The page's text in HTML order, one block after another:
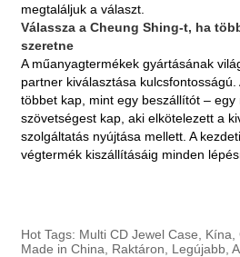
megtaláljuk a választ.
Válassza a Cheung Shing-t, ha
szeretne
A műanyagtermékek gyártásának
partner kiválasztása kulcsfontosságú.
többet kap, mint egy beszállítót –
szövetségest kap, aki elkötelezett a
szolgáltatás nyújtása mellett. A
végtermék kiszállításáig minden
Hot Tags: Multi CD Jewel Case, Kína,
Made in China, Raktáron, Legújabb,